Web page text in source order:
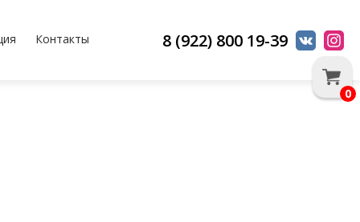
Контакты 8 (922) 800 19-39
0